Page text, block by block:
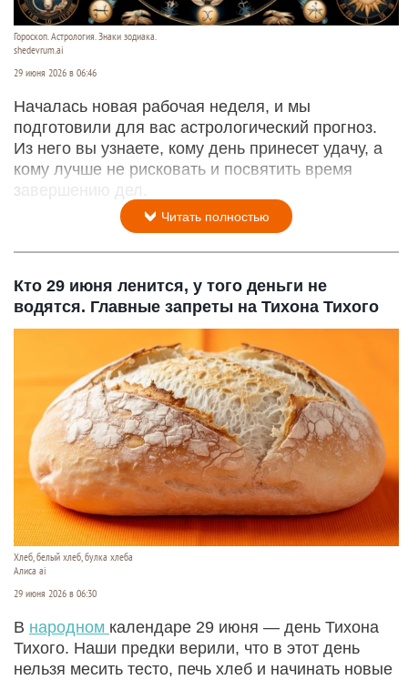
Гороскоп. Астрология. Знаки зодиака.
shedevrum.ai
29 июня 2026 в 06:46
Началась новая рабочая неделя, и мы
подготовили для вас астрологический прогноз.
Из него вы узнаете, кому день принесет удачу, а
кому лучше не рисковать и посвятить время
завершению дел.
Читать полностью
Кто 29 июня ленится, у того деньги не
водятся. Главные запреты на Тихона Тихого
Хлеб, белый хлеб, булка хлеба
Алиса ai
29 июня 2026 в 06:30
В народном календаре 29 июня — день Тихона
Тихого. Наши предки верили, что в этот день
нельзя месить тесто, печь хлеб и начинать новые